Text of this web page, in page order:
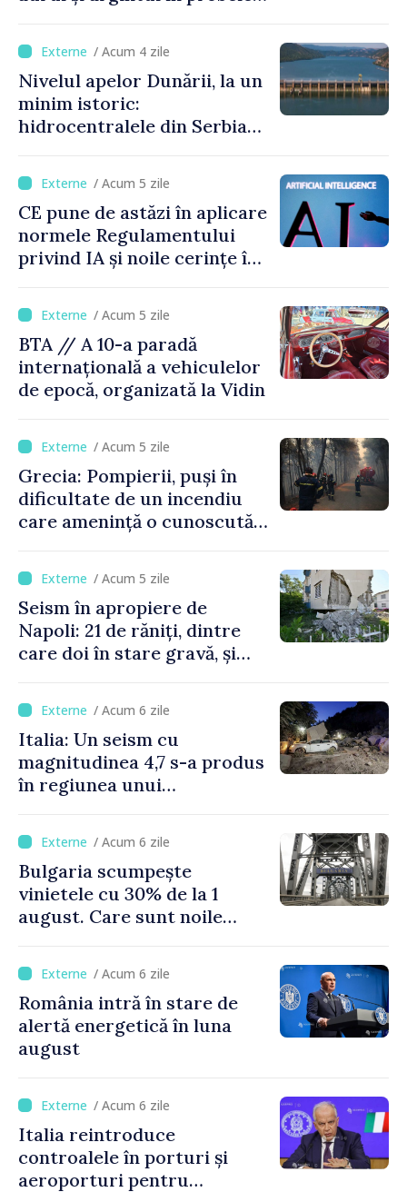
de gimnastică aerobică de la
Oradea
/ Acum 4 zile
Nivelul apelor Dunării, la un
minim istoric:
hidrocentralele din Serbia
capacitate
/ Acum 5 zile
CE pune de astăzi în aplicare
normele Regulamentului
privind IA și noile cerințe în
/ Acum 5 zile
BTA // A 10-a paradă
internațională a vehiculelor
de epocă, organizată la Vidin
/ Acum 5 zile
Grecia: Pompierii, puși în
dificultate de un incendiu
care amenință o cunoscută
/ Acum 5 zile
Seism în apropiere de
Napoli: 21 de răniți, dintre
care doi în stare gravă, și
/ Acum 6 zile
Italia: Un seism cu
magnitudinea 4,7 s-a produs
în regiunea unui
de Napoli
/ Acum 6 zile
Bulgaria scumpește
vinietele cu 30% de la 1
august. Care sunt noile
/ Acum 6 zile
România intră în stare de
alertă energetică în luna
august
/ Acum 6 zile
Italia reintroduce
controalele în porturi și
aeroporturi pentru